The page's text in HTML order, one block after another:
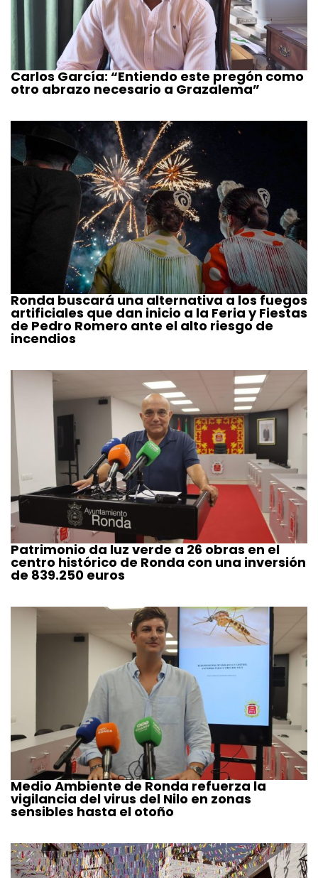
Carlos García: “Entiendo este pregón como
otro abrazo necesario a Grazalema”
Ronda buscará una alternativa a los fuegos
artificiales que dan inicio a la Feria y Fiestas
de Pedro Romero ante el alto riesgo de
incendios
Patrimonio da luz verde a 26 obras en el
centro histórico de Ronda con una inversión
de 839.250 euros
Medio Ambiente de Ronda refuerza la
vigilancia del virus del Nilo en zonas
sensibles hasta el otoño